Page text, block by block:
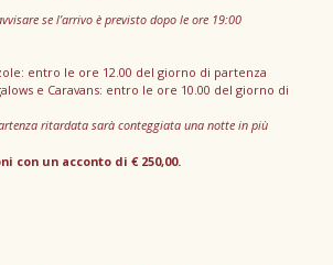
se l’arrivo è previsto dopo le ore 19:00
entro le ore 12.00 del giorno di partenza
e Caravans: entro le ore 10.00 del giorno di
ritardata sarà conteggiata una notte in più
con un acconto di € 250,00.